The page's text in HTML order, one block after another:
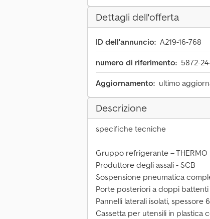
Dettagli dell'offerta
ID dell'annuncio: A219-16-768
numero di riferimento: 5872-
Aggiornamento: ultimo
Descrizione
specifiche tecniche
Gruppo refrigerante –
Produttore degli assali - SCB
Sospensione pneumatica
Porte posteriori a doppi
Pannelli laterali isolati, spessore
Cassetta per utensili in